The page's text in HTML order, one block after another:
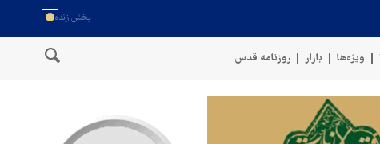
ویژه‌ها بازار روزنامه قدس